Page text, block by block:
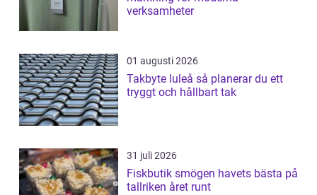
verksamheter
01 augusti 2026
Takbyte luleå så planerar du ett
tryggt och hållbart tak
31 juli 2026
Fiskbutik smögen havets bästa på
tallriken året runt